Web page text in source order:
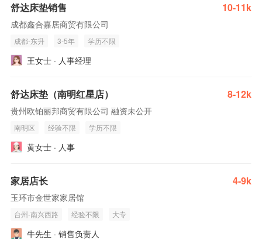
舒达床垫销售 10-11k
成都鑫合嘉居商贸有限公司
成都-东升 3-5年 学历不限
王女士 · 人事经理
舒达床垫（南明红星店） 8-12k
贵州欧铂丽邦商贸有限公司 融资未公开
南明区 经验不限 学历不限
黄女士 · 人事
家居店长 4-9k
玉环市金世家家居馆
台州-南兴西路 经验不限 大专
牛先生 · 销售负责人